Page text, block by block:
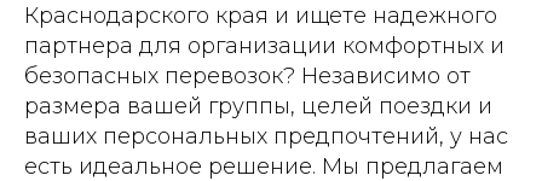
Краснодарского края и ищете надежного
партнера для организации комфортных и
безопасных перевозок? Независимо от
размера вашей группы, целей поездки и
ваших персональных предпочтений, у нас
есть идеальное решение. Мы предлагаем